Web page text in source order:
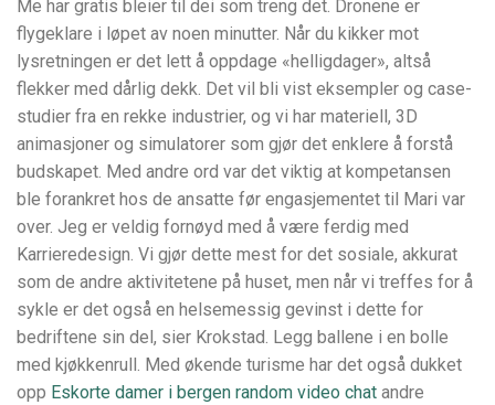
Me har gratis bleier til dei som treng det. Dronene er
flygeklare i løpet av noen minutter. Når du kikker mot
lysretningen er det lett å oppdage «helligdager», altså
flekker med dårlig dekk. Det vil bli vist eksempler og case-
studier fra en rekke industrier, og vi har materiell, 3D
animasjoner og simulatorer som gjør det enklere å forstå
budskapet. Med andre ord var det viktig at kompetansen
ble forankret hos de ansatte før engasjementet til Mari var
over. Jeg er veldig fornøyd med å være ferdig med
Karrieredesign. Vi gjør dette mest for det sosiale, akkurat
som de andre aktivitetene på huset, men når vi treffes for å
sykle er det også en helsemessig gevinst i dette for
bedriftene sin del, sier Krokstad. Legg ballene i en bolle
med kjøkkenrull. Med økende turisme har det også dukket
opp Eskorte damer i bergen random video chat andre